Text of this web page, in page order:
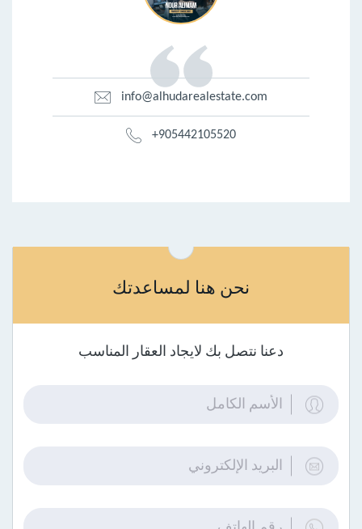
info@alhudarealestate.com
+905442105520
نحن هنا لمساعدتك
دعنا نتصل بك لايجاد العقار المناسب